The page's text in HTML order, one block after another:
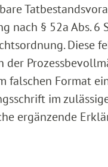
nach § 52a Abs. 6
Diese
der
falschen Format
im
ergänzende